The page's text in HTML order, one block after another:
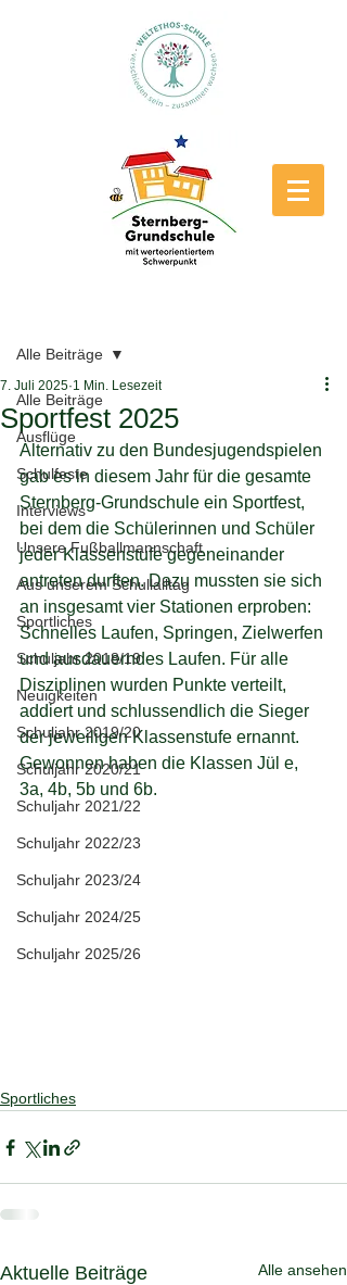
Alle Beiträge
Ausflüge
Schulfeste
Interviews
Unsere Fußballmannschaft
Aus unserem Schullalltag
Sportliches
Schuljahr 2018/19
Neuigkeiten
Schuljahr 2019/20
Schuljahr 2020/21
Schuljahr 2021/22
Schuljahr 2022/23
Schuljahr 2023/24
Schuljahr 2024/25
Schuljahr 2025/26
Alle Beiträge
Sportfest 2025
7. Juli 2025 1 Min. Lesezeit
Alternativ zu den Bundesjugendspielen
gab es in diesem Jahr für die gesamte
Sternberg-Grundschule ein Sportfest,
bei dem die Schülerinnen und Schüler
jeder Klassenstufe gegeneinander
antreten durften. Dazu mussten sie sich
an insgesamt vier Stationen erproben:
Schnelles Laufen, Springen, Zielwerfen
und ausdauerndes Laufen. Für alle
Disziplinen wurden Punkte verteilt,
addiert und schlussendlich die Sieger
der jeweiligen Klassenstufe ernannt.
Gewonnen haben die Klassen Jül e,
3a, 4b, 5b und 6b.
Sportliches
Aktuelle Beiträge Alle ansehen